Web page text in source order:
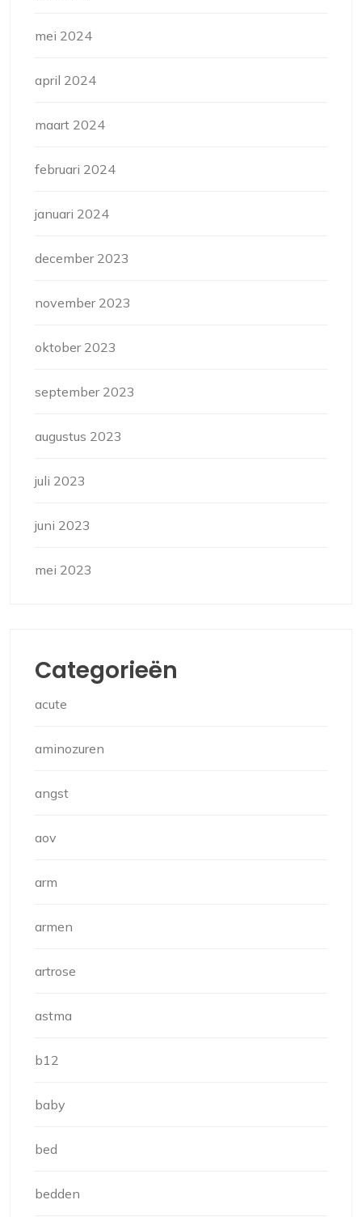
mei 2024
april 2024
maart 2024
februari 2024
januari 2024
december 2023
november 2023
oktober 2023
september 2023
augustus 2023
juli 2023
juni 2023
mei 2023
Categorieën
acute
aminozuren
angst
aov
arm
armen
artrose
astma
b12
baby
bed
bedden